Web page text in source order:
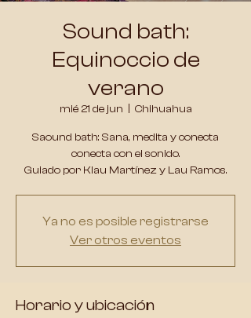
Sound bath:
Equinoccio de
verano
mié 21 de jun Chihuahua
Saound bath: Sana, medita y conecta
conecta con el sonido.
Ya no es posible registrarse
Ver otros eventos
Horario y ubicación